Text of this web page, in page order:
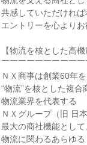
共感していただければ
エントリーを心よりお
【物流を核とした高機
￣￣￣￣￣￣￣￣￣
ＮＸ商事は創業60年
“物流”を核とした複合
物流業界を代表する
ＮＸグループ（旧 日
最大の商社機能として
物流に関わるあらゆる